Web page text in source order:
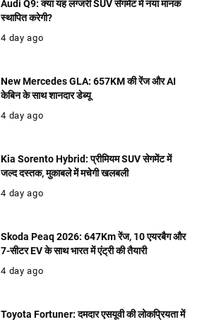
Audi Q9: क्या यह लग्जरी SUV सेगमेंट में नया मानक
स्थापित करेगी?
4 day ago
New Mercedes GLA: 657KM की रेंज और AI
केबिन के साथ शानदार डेब्यू
4 day ago
Kia Sorento Hybrid: प्रीमियम SUV सेगमेंट में
जल्द दस्तक, मुकाबले में मचेगी खलबली
4 day ago
Skoda Peaq 2026: 647Km रेंज, 10 एयरबैग और
7-सीटर EV के साथ भारत में एंट्री की तैयारी
4 day ago
Toyota Fortuner: दमदार एसयूवी की लोकप्रियता में